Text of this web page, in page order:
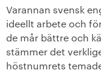
Om oss
Sök ledigt
Varannan svensk
ideellt arbete och
de mår bättre och
stämmer det
höstnumrets